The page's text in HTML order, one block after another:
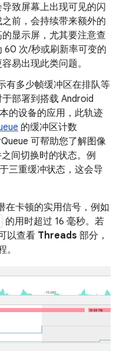
致屏幕上出现可见的闪
前，会持续带来额外的
显示屏，尤其要注意查
60 次/秒或刷新率可变的
易出现此类问题。
有多少帧缓冲区在排队等
部署到搭载 Android
的设备的应用，此轨迹
的缓冲区计数
可帮助您了解图像
间切换时的状态。例
三重缓冲状态，这会导
在卡顿的实用信号，例如
的用时超过 16 毫秒。若
以查看 Threads 部分，